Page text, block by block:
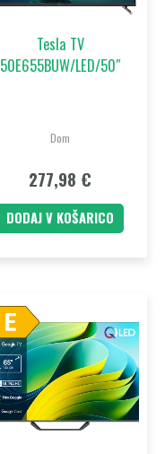
Tesla TV
50E655BUW/LED/50″
Dom
277,98 €
DODAJ V KOŠARICO